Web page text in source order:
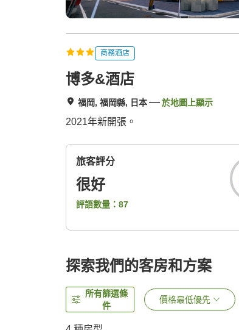
商務酒店
博多&酒店
福岡, 福岡縣, 日本 於地圖上顯示
2021年新開張。
旅客評分
很好
評語數量： 87
探索我們的客房和方案
所有篩選條
件
價格最低優先